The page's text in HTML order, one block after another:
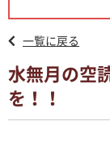
一覧に戻る
水無月の空
を！！